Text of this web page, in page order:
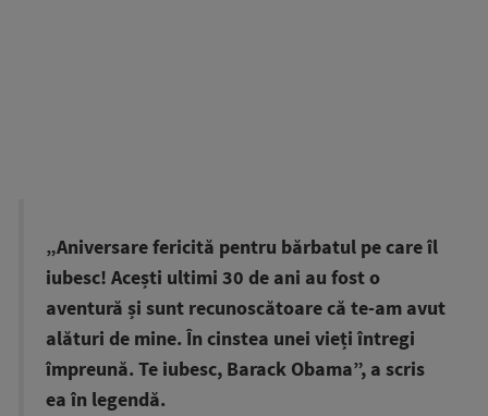
„Aniversare fericită pentru bărbatul pe care îl
iubesc! Acești ultimi 30 de ani au fost o
aventură și sunt recunoscătoare că te-am avut
alături de mine. În cinstea unei vieți întregi
împreună. Te iubesc, Barack Obama”, a scris
ea în legendă.